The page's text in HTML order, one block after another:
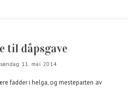
til dåpsgave
søndag 11. mai 2014
fadder i helga, og mesteparten av